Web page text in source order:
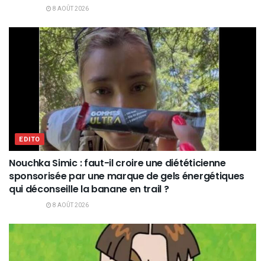
8 AOÛT 2026
EDITO
Nouchka Simic : faut-il croire une diététicienne
sponsorisée par une marque de gels énergétiques
qui déconseille la banane en trail ?
8 AOÛT 2026